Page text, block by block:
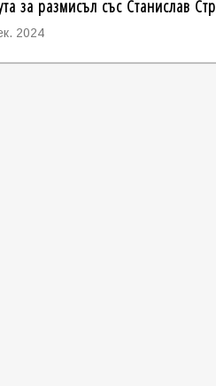
за размисъл със Станислав
2024